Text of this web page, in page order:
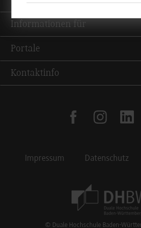
Informationen für
Portale
Kontaktinfo
facebookinstagram
Impressum Datenschutz
© Duale Hochschule Baden-